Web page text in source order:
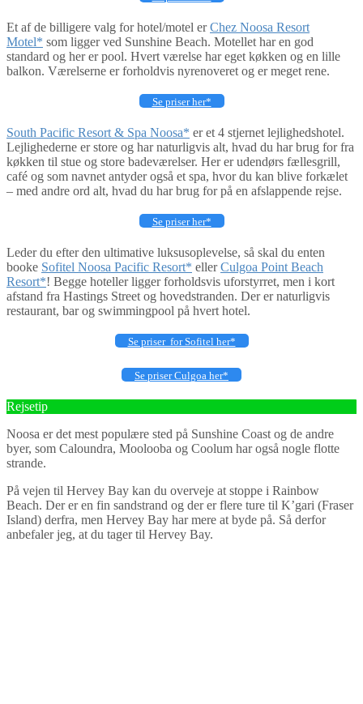
Et af de billigere valg for hotel/motel erChez Noosa Resort
Motel* som ligger ved Sunshine Beach. Motellet har en god
standard og her er pool. Hvert værelse har eget køkken og en lille
balkon. Værelserne er forholdvis nyrenoveret og er meget rene.
Se priser her*
South Pacific Resort & Spa Noosa* er et 4 stjernet lejlighedshotel.
Lejlighederne er store og har naturligvis alt, hvad du har brug for fra
køkken til stue og store badeværelser. Her er udendørs fællesgrill,
café og som navnet antyder også et spa, hvor du kan blive forkælet
– med andre ord alt, hvad du har brug for på en afslappende rejse.
Se priser her*
Leder du efter den ultimative luksusoplevelse, så skal du enten
booke Sofitel Noosa Pacific Resort* ellerCulgoa Point Beach
Resort*! Begge hoteller ligger forholdsvis uforstyrret, men i kort
afstand fra Hastings Street og hovedstranden. Der er naturligvis
restaurant, bar og swimmingpool på hvert hotel.
Se priser for Sofitel her*
Se priser Culgoa her*
Rejsetip
Noosa er det mest populære sted på Sunshine Coast og de andre
byer, som Caloundra, Moolooba og Coolum har også nogle flotte
strande.
På vejen til Hervey Bay kan du overveje at stoppe i Rainbow
Beach. Der er en fin sandstrand og der er flere ture til K’gari (Fraser
Island) derfra, men Hervey Bay har mere at byde på. Så derfor
anbefaler jeg, at du tager til Hervey Bay.